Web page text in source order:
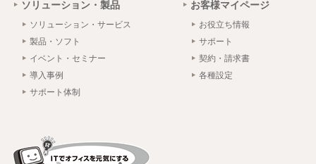
ソリューション・製品
ソリューション・サービス
製品・ソフト
イベント・セミナー
導入事例
サポート体制
お客様マイページ
お役立ち情報
サポート
契約・請求書
各種設定